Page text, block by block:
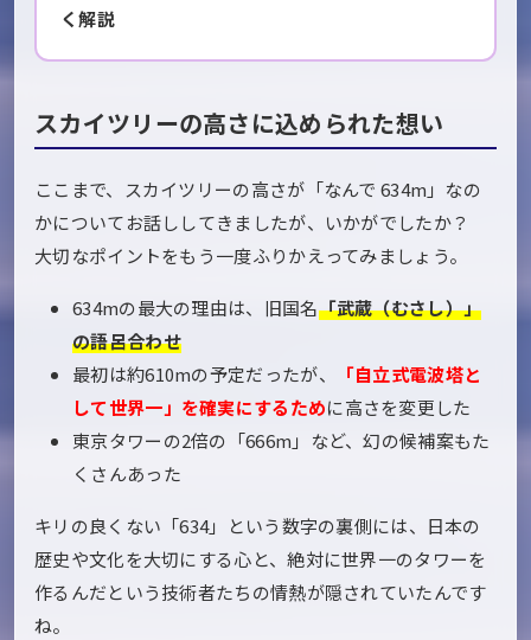
く解説
スカイツリーの高さに込められた想い
ここまで、スカイツリーの高さが「なんで 634m」なの
かについてお話ししてきましたが、いかがでしたか？
大切なポイントをもう一度ふりかえってみましょう。
634mの最大の理由は、旧国名「武蔵（むさし）」
の語呂合わせ
最初は約610mの予定だったが、
「自立式電波塔と
して世界一」を確実にするために高さを変更した
東京タワーの2倍の「666m」など、幻の候補案もた
くさんあった
キリの良くない「634」という数字の裏側には、日本の
歴史や文化を大切にする心と、絶対に世界一のタワーを
作るんだという技術者たちの情熱が隠されていたんです
ね。